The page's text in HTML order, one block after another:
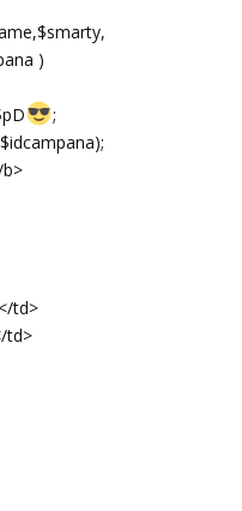
)
;
td>
td>